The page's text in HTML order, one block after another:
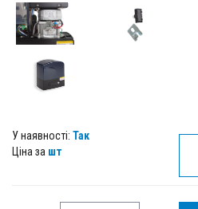
У наявності: Так
Ціна за шт